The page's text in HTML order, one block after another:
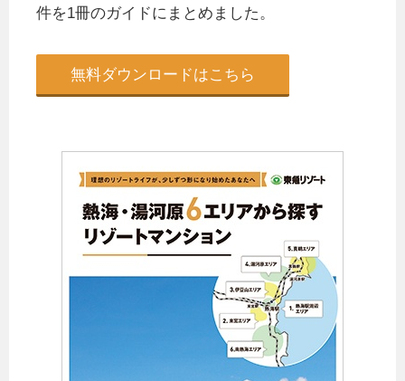
件を1冊のガイドにまとめました。
無料ダウンロードはこちら